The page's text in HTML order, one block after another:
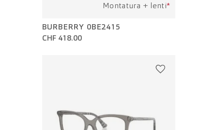
Montatura + lenti*
BURBERRY 0BE2415
CHF 418.00